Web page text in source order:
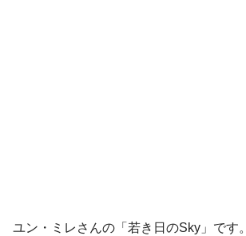
ユン・ミレさんの「若き日のSky」です。